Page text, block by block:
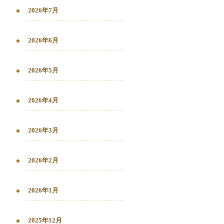
2026年7月
2026年6月
2026年5月
2026年4月
2026年3月
2026年2月
2026年1月
2025年12月